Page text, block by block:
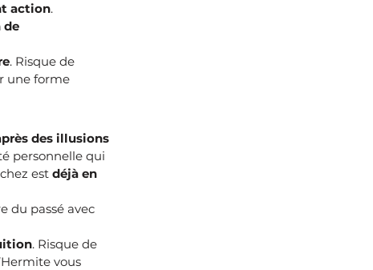
action.
de
. Risque de
une forme
des illusions
personnelle qui
est déjà en
du passé avec
. Risque de
vous